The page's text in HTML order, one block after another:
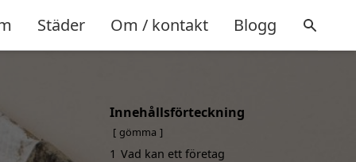
Städer Om / kontakt Blogg
Innehållsförteckning
gömma
1 Vad kan ett företag